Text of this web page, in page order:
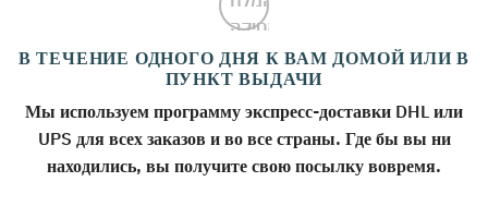
В ТЕЧЕНИЕ ОДНОГО ДНЯ К ВАМ ДОМОЙ ИЛИ В
ПУНКТ ВЫДАЧИ
Мы используем программу экспресс-доставки DHL или
UPS для всех заказов и во все страны. Где бы вы ни
находились, вы получите свою посылку вовремя.